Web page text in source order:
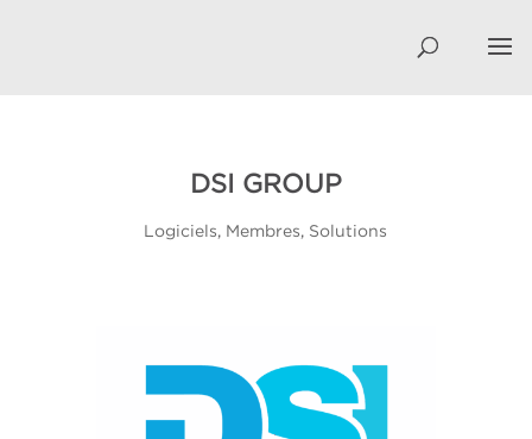
DSI GROUP
Logiciels, Membres, Solutions